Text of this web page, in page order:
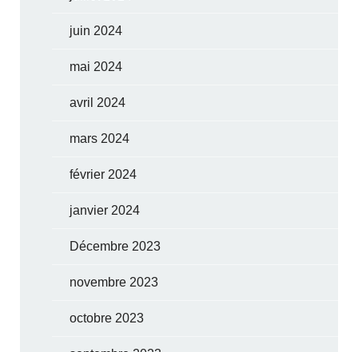
juin 2024
mai 2024
avril 2024
mars 2024
février 2024
janvier 2024
Décembre 2023
novembre 2023
octobre 2023